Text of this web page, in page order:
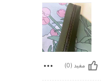
مفيد (0)